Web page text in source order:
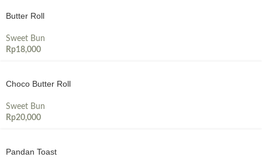
Butter Roll
Sweet Bun
Rp18,000
Choco Butter Roll
Sweet Bun
Rp20,000
Pandan Toast